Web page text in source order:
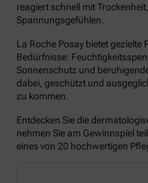
reagiert schnell mit
Spannungsgefühlen.
La Roche Posay bietet gezielte
Bedürfnisse:
Sonnenschutz und
dabei, geschützt und
zu kommen.
Entdecken Sie die
nehmen Sie am Gewinnspiel
eines von 20 hochwertigen